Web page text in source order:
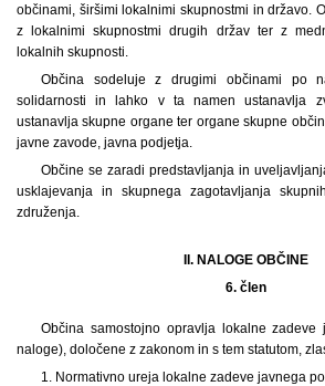
občinami, širšimi lokalnimi skupnostmi in državo.
z lokalnimi skupnostmi drugih držav ter z
lokalnih skupnosti.
Občina sodeluje z drugimi občinami po
solidarnosti in lahko v ta namen ustanavlja
ustanavlja skupne organe ter organe skupne
javne zavode, javna podjetja.
Občine se zaradi predstavljanja in
usklajevanja in skupnega zagotavljanja
združenja.
II. NALOGE OBČINE
6. člen
Občina samostojno opravlja lokalne zadeve
naloge), določene z zakonom in s tem statutom,
1. Normativno ureja lokalne zadeve javnega